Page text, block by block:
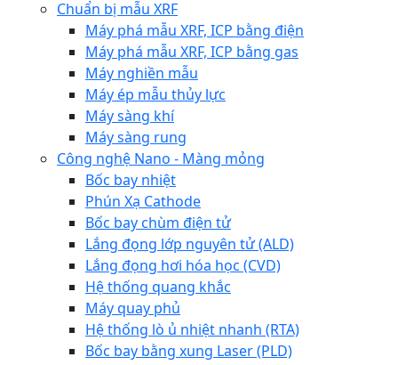
Chuẩn bị mẫu XRF
Máy phá mẫu XRF, ICP bằng điện
Máy phá mẫu XRF, ICP bằng gas
Máy nghiền mẫu
Máy ép mẫu thủy lực
Máy sàng khí
Máy sàng rung
Công nghệ Nano - Màng mỏng
Bốc bay nhiệt
Phún Xạ Cathode
Bốc bay chùm điện tử
Lắng đọng lớp nguyên tử (ALD)
Lắng đọng hơi hóa học (CVD)
Hệ thống quang khắc
Máy quay phủ
Hệ thống lò ủ nhiệt nhanh (RTA)
Bốc bay bằng xung Laser (PLD)